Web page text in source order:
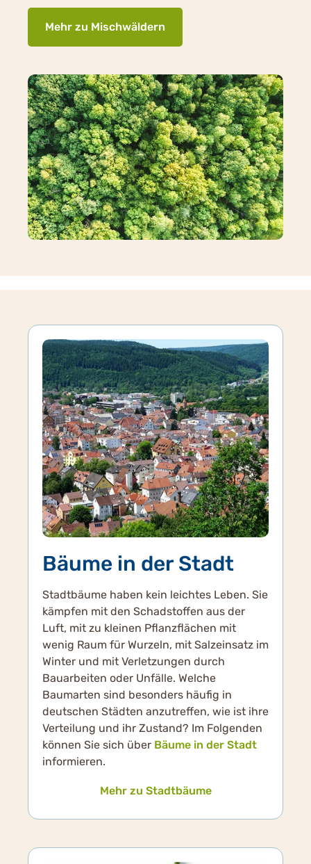
Mehr zu Mischwäldern
Bäume in der Stadt
Stadtbäume haben kein leichtes Leben. Sie
kämpfen mit den Schadstoffen aus der
Luft, mit zu kleinen Pflanzflächen mit
wenig Raum für Wurzeln, mit Salzeinsatz im
Winter und mit Verletzungen durch
Bauarbeiten oder Unfälle. Welche
Baumarten sind besonders häufig in
deutschen Städten anzutreffen, wie ist ihre
Verteilung und ihr Zustand? Im Folgenden
können Sie sich über Bäume in der Stadt
informieren.
Mehr zu Stadtbäume